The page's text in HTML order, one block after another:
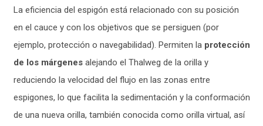
La eficiencia del espigón está relacionado con su posición
en el cauce y con los objetivos que se persiguen (por
ejemplo, protección o navegabilidad). Permiten la protección
de los márgenesalejando el Thalweg de la orilla y
reduciendo la velocidad del flujo en las zonas entre
espigones, lo que facilita la sedimentación y la conformación
de una nueva orilla, también conocida como orilla virtual, así